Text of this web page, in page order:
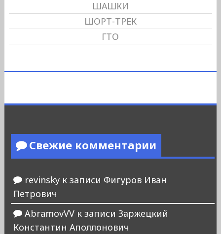
ШАШКИ
ШОРТ-ТРЕК
ГТО
Свежие комментарии
revinskyк записи Фигуров Иван
Петрович
AbramovVVк записи Заржецкий
Константин Аполлонович